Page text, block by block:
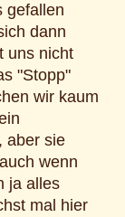
gefallen
dann
uns nicht
"Stopp"
wir kaum
aber sie
wenn
ja alles
mal hier